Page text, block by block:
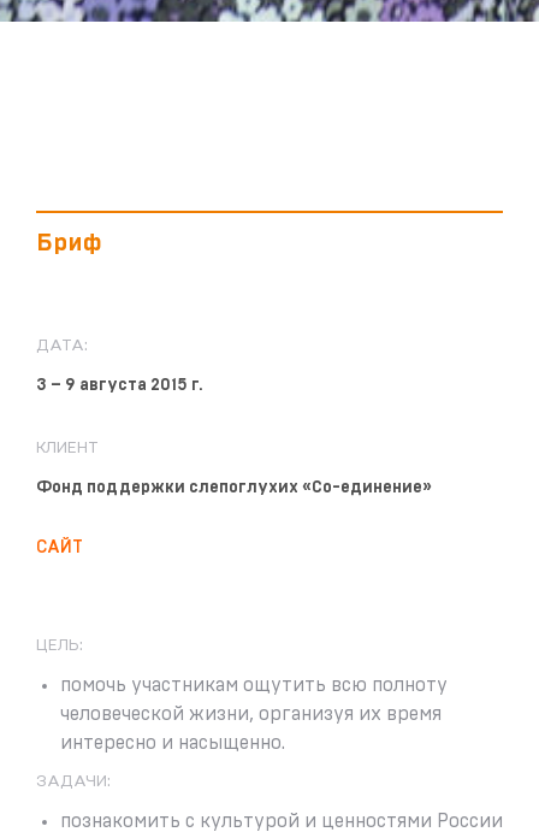
ДАТА:
3 – 9 августа 2015 г.
КЛИЕНТ
Фонд поддержки слепоглухих «Со-единение»
САЙТ
ЦЕЛЬ:
помочь участникам ощутить всю полноту
человеческой жизни, организуя их время
интересно и насыщенно.
ЗАДАЧИ:
познакомить с культурой и ценностями России
Бриф